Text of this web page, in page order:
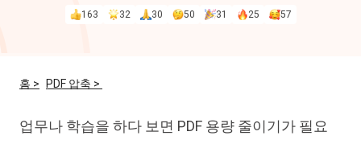
for iOS
iOS
iAnyGo
163 32 30 50 31 25 57
홈 > PDF 압축 >
업무나 학습을 하다 보면 PDF 용량 줄이기가 필요